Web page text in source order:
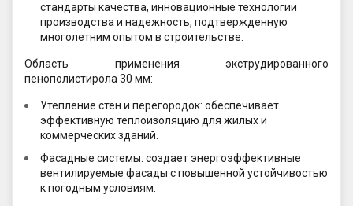
стандарты качества, инновационные технологии
производства и надежность, подтвержденную
многолетним опытом в строительстве.
Область применения экструдированного
пенополистирола 30 мм:
Утепление стен и перегородок: обеспечивает
эффективную теплоизоляцию для жилых и
коммерческих зданий.
Фасадные системы: создает энергоэффективные
вентилируемые фасады с повышенной устойчивостью
к погодным условиям.